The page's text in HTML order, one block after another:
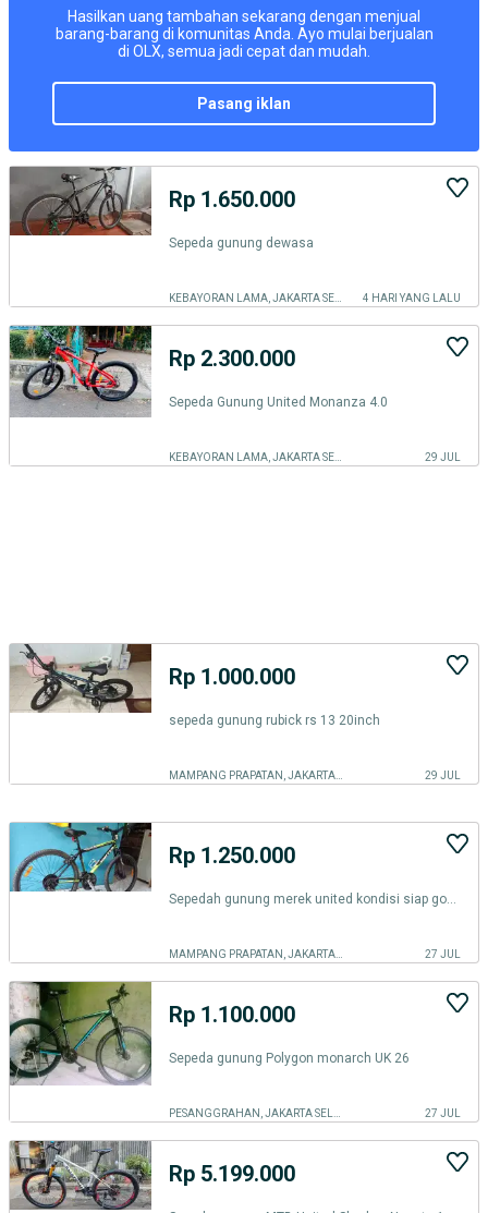
Hasilkan uang tambahan sekarang dengan menjual
barang-barang di komunitas Anda. Ayo mulai berjualan
di OLX, semua jadi cepat dan mudah.
pasang iklan
Rp 1.650.000
Sepeda gunung dewasa
4 HARI YANG LALU
Rp 2.300.000
Sepeda Gunung United Monanza 4.0
29 JUL
Rp 1.000.000
sepeda gunung rubick rs 13 20inch
29 JUL
Rp 1.250.000
27 JUL
Rp 1.100.000
Sepeda gunung Polygon monarch UK 26
27 JUL
Rp 5.199.000